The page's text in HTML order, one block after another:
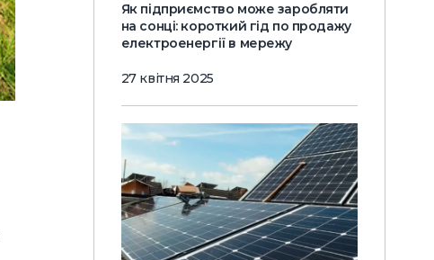
Як підприємство може заробляти
на сонці: короткий гід по продажу
електроенергії в мережу
27 квітня 2025